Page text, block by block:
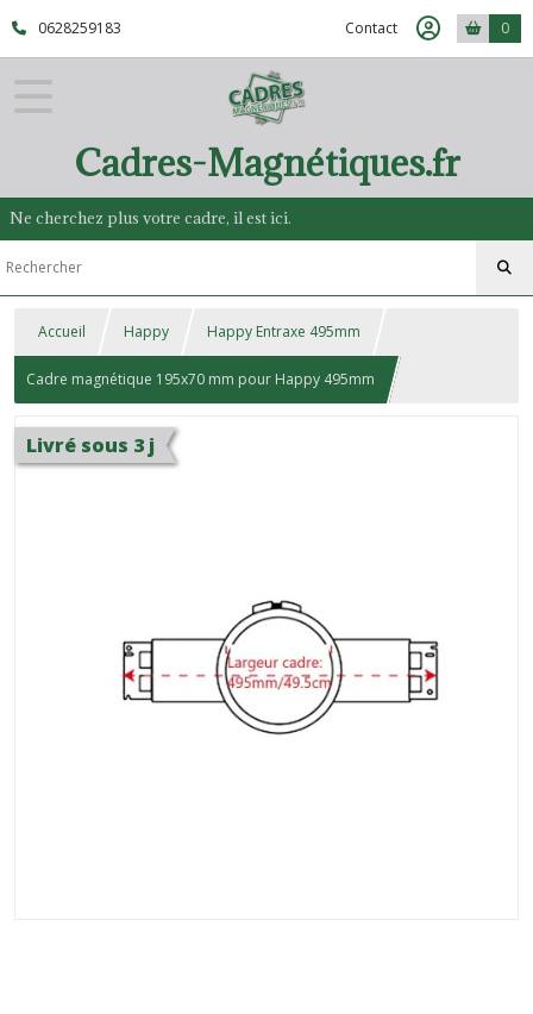
0628259183 Contact 0
Cadres-Magnétiques.fr
Ne cherchez plus votre cadre, il est ici.
Accueil Happy Happy Entraxe 495mm
Cadre magnétique 195x70 mm pour Happy 495mm
Livré sous 3 j